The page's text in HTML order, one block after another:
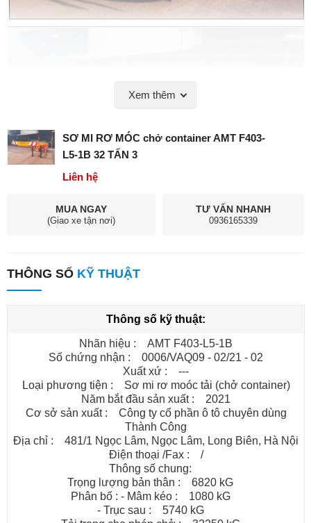
Xem thêm
SƠ MI RƠ MÓC chở container AMT F403-
L5-1B 32 TẤN 3
Liên hệ
MUA NGAY
(Giao xe tận nơi)
TƯ VẤN NHANH
0936165339
THÔNG SỐ KỸ THUẬT
Thông số kỹ thuật:
Nhãn hiệu : AMT F403-L5-1B
Số chứng nhận : 0006/VAQ09 - 02/21 - 02
Xuất xứ : ---
Loại phương tiện : Sơ mi rơ moóc tải (chở container)
Năm bắt đầu sản xuất : 2021
Cơ sở sản xuất : Công ty cổ phần ô tô chuyên dùng
Thành Công
Địa chỉ : 481/1 Ngọc Lâm, Ngọc Lâm, Long Biên, Hà Nội
Điện thoại /Fax : /
Thông số chung:
Trọng lượng bản thân : 6820 kG
Phân bố : - Mâm kéo : 1080 kG
- Trục sau : 5740 kG